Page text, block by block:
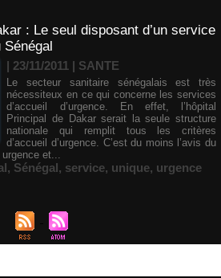
: Le seul disposant d’un service
Sénégal
| 23/11/2011 | SANTE
Le secteur sanitaire sénégalais est très
nécessiteux en ce qui concerne les services
d’accueil d’urgence. En effet, l’hôpital
Principal de Dakar serait la seule structure
nationale qui remplit tous les critères
d’accueil d’urgence. C’est du moins l’avis du
et...
, Sénégal, service, unique, urgence